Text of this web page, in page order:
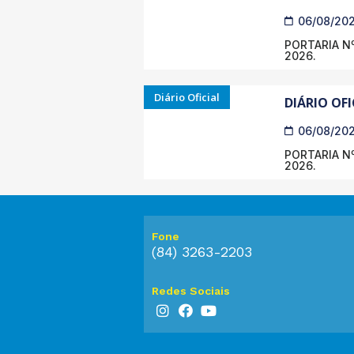
06/08/
PORTARIA
2026.
Diário Oficial DIÁRIO
06/08/
PORTARIA
2026.
Fone
(84) 3263-2203
Redes Sociais